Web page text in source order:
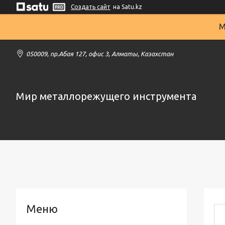
Создать сайт на Satu.kz
050009, пр.Абая 127, офис 3, Алматы, Казахстан
Мир металлорежущего инструмента